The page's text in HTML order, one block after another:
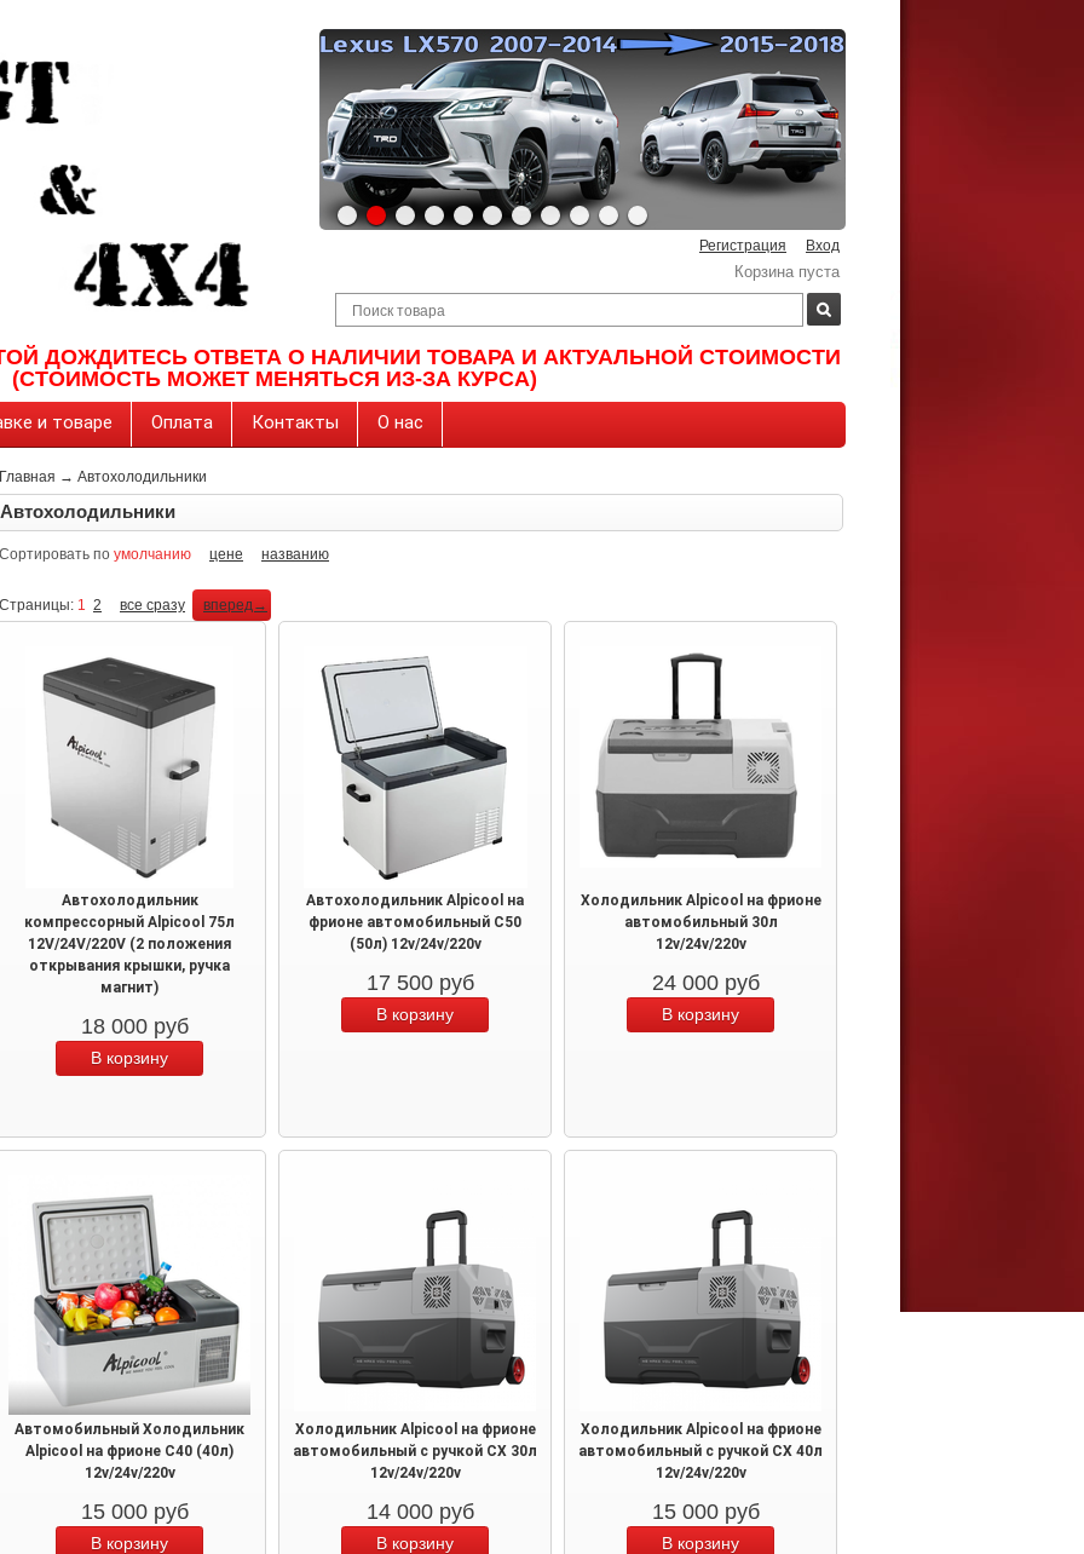
Регистрация Вход
Корзина пуста
ДОЖДИТЕСЬ ОТВЕТА О НАЛИЧИИ ТОВАРА И АКТУАЛЬНОЙ СТОИМОСТИ
(СТОИМОСТЬ МОЖЕТ МЕНЯТЬСЯ ИЗ-ЗА КУРСА)
и товаре Оплата Контакты О нас
Главная → Автохолодильники
Автохолодильники
Сортировать по умолчанию цене названию
Страницы: 1 2 все сразу вперед→
Автохолодильник
компрессорный Alpicool 75л
12V/24V/220V (2 положения
открывания крышки, ручка
магнит)
18 000 руб
Автохолодильник Alpicool на
фрионе автомобильный C50
(50л) 12v/24v/220v
17 500 руб
Холодильник Alpicool на фрионе
автомобильный 30л
12v/24v/220v
24 000 руб
Автомобильный Холодильник
Alpicool на фрионе C40 (40л)
12v/24v/220v
15 000 руб
Холодильник Alpicool на фрионе
автомобильный с ручкой CX 30л
12v/24v/220v
14 000 руб
Холодильник Alpicool на фрионе
автомобильный с ручкой CX 40л
12v/24v/220v
15 000 руб